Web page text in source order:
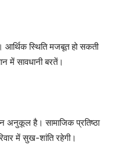
स्थिति मजबूत हो सकती
में सावधानी बरतें।
है। सामाजिक प्रतिष्ठा
में सुख-शांति रहेगी।